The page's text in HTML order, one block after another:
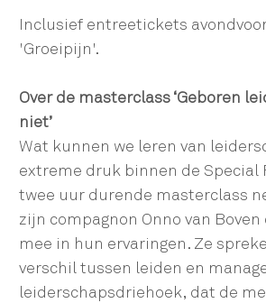
Inclusief entreetickets
'Groeipijn'.
Over de masterclass ‘Geboren
niet’
Wat kunnen we leren van
extreme druk binnen de Special
twee uur durende masterclass
zijn compagnon Onno van
mee in hun ervaringen. Ze
verschil tussen leiden en
leiderschapsdriehoek, dat de